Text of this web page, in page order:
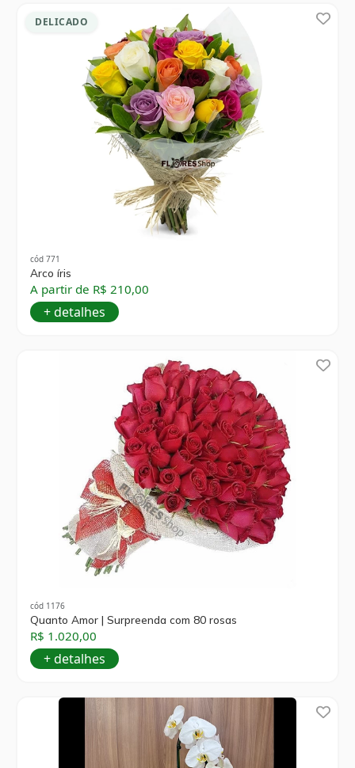
DELICADO
cód 771
Arco íris
A partir de R$ 210,00
+ detalhes
cód 1176
Quanto Amor | Surpreenda com 80 rosas
R$ 1.020,00
+ detalhes